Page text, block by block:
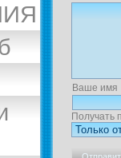
Ваше имя
Получать